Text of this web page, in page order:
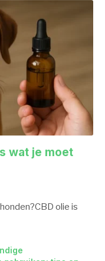
wat je moet
olie is